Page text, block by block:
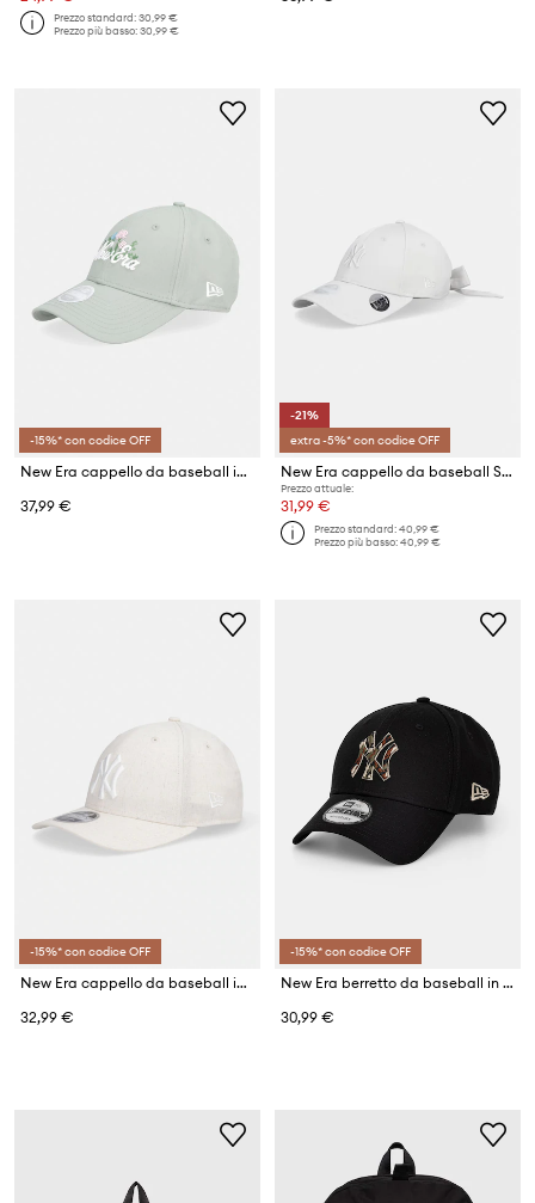
Prezzo standard:30,99 €
Prezzo più basso:30,99 €
-15%* con codice OFF
New Era cappello da baseball in cotone BEADED 940 NEWERA
37,99 €
-21%
extra -5%* con codice OFF
New Era cappello da baseball SATIN BOW BACK 940 NYY
Prezzo attuale:
31,99 €
Prezzo standard:40,99 €
Prezzo più basso:40,99 €
-15%* con codice OFF
New Era cappello da baseball in misto lino LINEN 940 MC NYY
32,99 €
-15%* con codice OFF
New Era berretto da baseball in cotone CAMO INFILL 9FORTY®
30,99 €